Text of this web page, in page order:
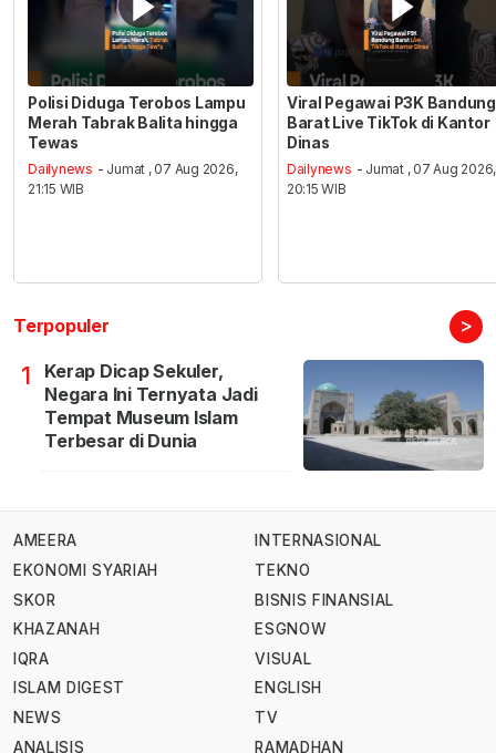
Polisi Diduga Terobos Lampu
Merah Tabrak Balita hingga
Tewas
Dailynews - Jumat , 07 Aug 2026,
21:15 WIB
Viral Pegawai P3K Bandung
Barat Live TikTok di Kantor
Dinas
Dailynews - Jumat , 07 Aug 2026,
20:15 WIB
Terpopuler >
1
Kerap Dicap Sekuler,
Negara Ini Ternyata Jadi
Tempat Museum Islam
Terbesar di Dunia
AMEERA
EKONOMI SYARIAH
SKOR
KHAZANAH
IQRA
ISLAM DIGEST
NEWS
ANALISIS
INTERNASIONAL
TEKNO
BISNIS FINANSIAL
ESGNOW
VISUAL
ENGLISH
TV
RAMADHAN